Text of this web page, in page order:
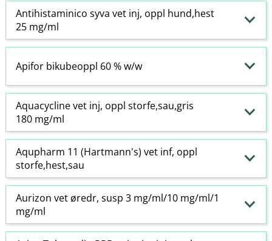
Antihistaminico syva vet inj, oppl hund,hest
25 mg/ml
Apifor bikubeoppl 60 % w​/​w
Aquacycline vet inj, oppl storfe,sau,gris
180 mg/ml
Aqupharm 11 (Hartmann's) vet inf, oppl
storfe,hest,sau
Aurizon vet øredr, susp 3 mg/ml/10 mg/ml/1
mg/ml